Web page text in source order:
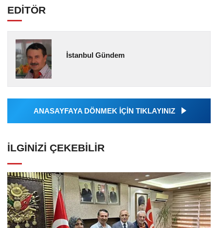
EDİTÖR
İstanbul Gündem
ANASAYFAYA DÖNMEK İÇİN TIKLAYINIZ
İLGINIZI ÇEKEBILIR